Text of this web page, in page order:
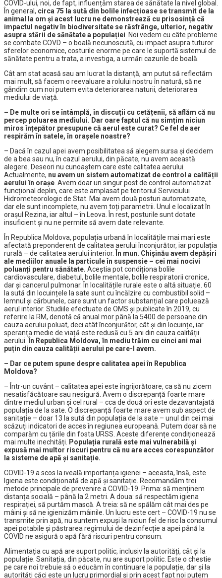
COVID-ului, noi, de fapt, influențăm starea de sănătate la nivel global.
În general, circa 75 la sută din bolile infecțioase se transmit de la
animal la om și acest lucru ne demonstrează cu prisosință că
impactul negativ în biodiversitate se răsfrânge, ulterior, negativ
asupra stării de sănătate a populației . Noi vedem cu câte probleme
se combate COVD – o boală necunoscută, cu impact asupra tuturor
sferelor economice, costurile enorme pe care le suportă sistemul de
sănătate pentru a trata, a investiga, a urmări cazurile de boală.
Cât am stat acasă sau am lucrat la distanță, am putut să reflectăm
mai mult, să facem o reevaluare a rolului nostru în natură, să ne
gândim cum noi putem evita deteriorarea naturii, deteriorarea
mediului de viață.
– De multe ori se întâmplă, în discuții cu cetățenii, să aflăm că nu
percep poluarea mediului. Dar oare faptul că nu simțim niciun
miros înțepător presupune că aerul este curat? Ce fel de aer
respirăm în satele, în orașele noastre?
– Dacă în cazul apei avem posibilitatea să alegem sursa și decidem
de a bea sau nu, în cazul aerului, din păcate, nu avem această
alegere. Deseori nu cunoaștem care este calitatea aerului.
Actualmente, nu avem un sistem automatizat de control a calității
aerului în orașe . Avem doar un singur post de control automatizat
funcțional deplin, care este amplasat pe teritoriul Serviciului
Hidrometeorologic de Stat. Mai avem două posturi automatizate,
dar ele sunt incomplete, nu avem toți parametrii. Unul e localizat în
orașul Rezina, iar altul – în Leova. În rest, posturile sunt dotate
insuficient și nu ne permite să avem date relevante.
În Republica Moldova, populația urbană în localitățile mai mari este
afectată preponderent de calitatea aerului înconjurător, iar populația
rurală – de calitatea aerului interior.
În mun. Chișinău avem depășiri
ale mediilor anuale la particule în suspensie – cei mai nocivi
poluanți pentru sănătate. Aceștia pot condiționa bolile
cardiovasculare, diabetul, bolile mentale, bolile respiratorii cronice,
dar și cancerul pulmonar. În localitățile rurale este o altă situație. 60
la sută din locuințele la sate sunt cu încălzire cu combustibil solid –
lemnul și cărbunele, care sunt un factor substanțial care poluează
aerul interior. Studiile efectuate de OMS și publicate în 2019, cu
referire la RM, denotă că anual mor până la 5400 de persoane din
cauza aerului poluat, deci atât înconjurător, cât și din locuințe, iar
speranța medie de viață este redusă cu 5 ani din cauza calității
aerului.
În Republica Moldova, în mediu trăim cu cinci ani mai
puțin din cauza calității aerului pe care-l avem.
– Dar ce putem spune despre calitatea apei în Republica
Moldova?
– Într-un cuvânt – calitatea apei este îngrijorătoare, ca să nu zicem
nesatisfăcătoare sau nesigură. Avem o discrepanță foarte mare
dintre mediul urban și cel rural – cca de două ori este dezavantajată
populația de la sate. O discrepanță foarte mare avem sub aspect de
sanitație – doar 13 la sută din populația de la sate – unul din cei mai
scăzuți indicatori de acces în regiunea europeană. Putem doar să ne
comparăm cu țările din fosta URSS. Aceste diferențe condiționează
mai multe inechități.
Populația rurală este mai vulnerabilă și
expusă mai multor riscuri pentru că nu are acces corespunzător
la sisteme de apă și sanitație.
COVID-19 a scos la iveală importanța igienei – aceasta, însă, este
Igiena este condiționată de apă și sanitație. Recomandăm trei
metode principale de prevenire a COVID-19. Prima: să menținem
distanța socială – până la 2 metri. A doua: să respectăm igiena
respirației, să purtăm mască. A treia: să ne spălăm cât mai des pe
mâini și să ne igienizăm mâinile. Un lucru este cert – COVID-19 nu se
transmite prin apă, nu suntem expuși la niciun fel de risc la consumul
apei potabile și păstrarea regimului de dezinfecție a apei până la
COVID ne asigură o apă fără riscuri pentru consum.
Alimentația cu apă are suport politic, inclusiv la autorități, cât și la
populație. Sanitația, din păcate, nu are suport politic. Este o chestie
pe care noi trebuie să o educăm în continuare la populație, dar și la
autorități căci este un lucru primordial și prin acest fapt noi putem